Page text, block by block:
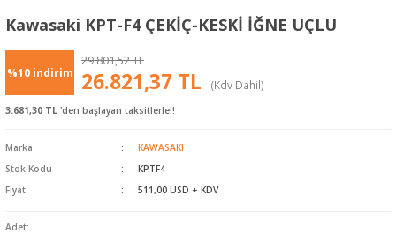
Kawasaki KPT-F4 ÇEKİÇ-KESKİ İĞNE UÇLU
%10 indirim
29.801,52 TL
26.821,37 TL (Kdv Dahil)
3.681,30 TL 'den başlayan taksitlerle!!
Marka
KAWASAKI
Stok Kodu
KPTF4
Fiyat
511,00 USD + KDV
Adet: